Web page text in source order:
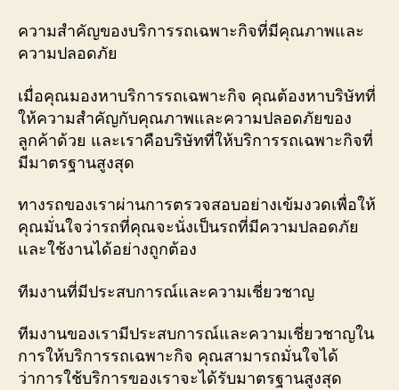
ความสำคัญของบริการรถเฉพาะกิจที่มีคุณภาพและ
ความปลอดภัย
เมื่อคุณมองหาบริการรถเฉพาะกิจ คุณต้องหาบริษัทที่
ให้ความสำคัญกับคุณภาพและความปลอดภัยของ
ลูกค้าด้วย และเราคือบริษัทที่ให้บริการรถเฉพาะกิจที่
มีมาตรฐานสูงสุด
ทางรถของเราผ่านการตรวจสอบอย่างเข้มงวดเพื่อให้
คุณมั่นใจว่ารถที่คุณจะนั่งเป็นรถที่มีความปลอดภัย
และใช้งานได้อย่างถูกต้อง
ทีมงานที่มีประสบการณ์และความเชี่ยวชาญ
ทีมงานของเรามีประสบการณ์และความเชี่ยวชาญใน
การให้บริการรถเฉพาะกิจ คุณสามารถมั่นใจได้
ว่าการใช้บริการของเราจะได้รับมาตรฐานสูงสุด